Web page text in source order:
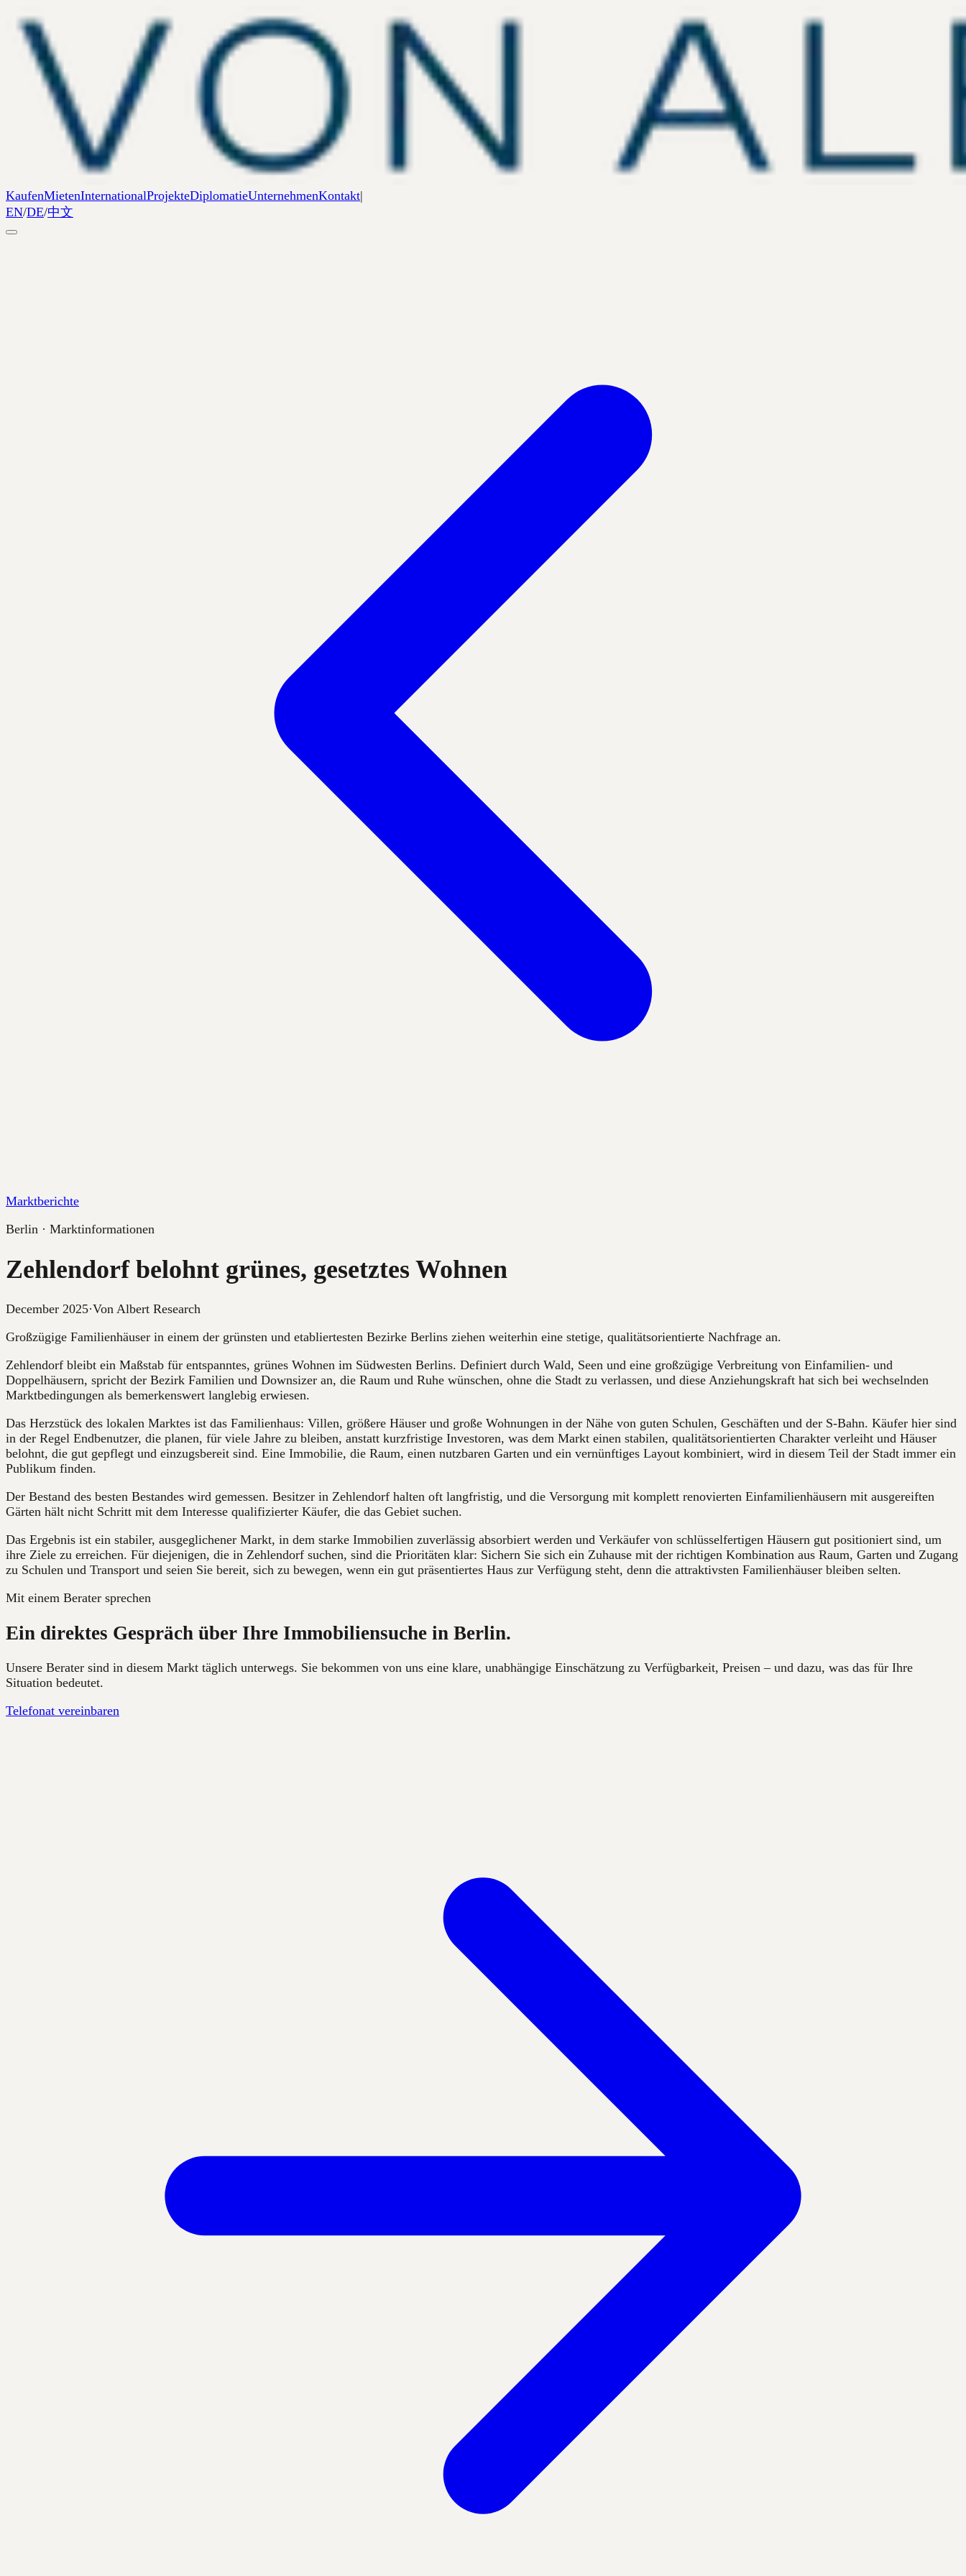
KaufenMietenInternationalProjekteDiplomatieUnternehmenKontakt|
EN/DE/中文
Marktberichte
Berlin · Marktinformationen
Zehlendorf belohnt grünes, gesetztes Wohnen
December 2025·Von Albert Research
Großzügige Familienhäuser in einem der grünsten und etabliertesten Bezirke Berlins ziehen weiterhin eine stetige, qualitätsorientierte Nachfrage an.
Zehlendorf bleibt ein Maßstab für entspanntes, grünes Wohnen im Südwesten Berlins. Definiert durch Wald, Seen und eine großzügige Verbreitung von Einfamilien- und
Doppelhäusern, spricht der Bezirk Familien und Downsizer an, die Raum und Ruhe wünschen, ohne die Stadt zu verlassen, und diese Anziehungskraft hat sich bei wechselnden
Marktbedingungen als bemerkenswert langlebig erwiesen.
Das Herzstück des lokalen Marktes ist das Familienhaus: Villen, größere Häuser und große Wohnungen in der Nähe von guten Schulen, Geschäften und der S-Bahn. Käufer hier sind
in der Regel Endbenutzer, die planen, für viele Jahre zu bleiben, anstatt kurzfristige Investoren, was dem Markt einen stabilen, qualitätsorientierten Charakter verleiht und Häuser
belohnt, die gut gepflegt und einzugsbereit sind. Eine Immobilie, die Raum, einen nutzbaren Garten und ein vernünftiges Layout kombiniert, wird in diesem Teil der Stadt immer ein
Publikum finden.
Der Bestand des besten Bestandes wird gemessen. Besitzer in Zehlendorf halten oft langfristig, und die Versorgung mit komplett renovierten Einfamilienhäusern mit ausgereiften
Gärten hält nicht Schritt mit dem Interesse qualifizierter Käufer, die das Gebiet suchen.
Das Ergebnis ist ein stabiler, ausgeglichener Markt, in dem starke Immobilien zuverlässig absorbiert werden und Verkäufer von schlüsselfertigen Häusern gut positioniert sind, um
ihre Ziele zu erreichen. Für diejenigen, die in Zehlendorf suchen, sind die Prioritäten klar: Sichern Sie sich ein Zuhause mit der richtigen Kombination aus Raum, Garten und Zugang
zu Schulen und Transport und seien Sie bereit, sich zu bewegen, wenn ein gut präsentiertes Haus zur Verfügung steht, denn die attraktivsten Familienhäuser bleiben selten.
Mit einem Berater sprechen
Ein direktes Gespräch über Ihre Immobiliensuche in Berlin.
Unsere Berater sind in diesem Markt täglich unterwegs. Sie bekommen von uns eine klare, unabhängige Einschätzung zu Verfügbarkeit, Preisen – und dazu, was das für Ihre
Situation bedeutet.
Telefonat vereinbaren